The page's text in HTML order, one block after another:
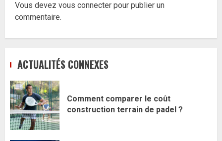
Vous devez vous connecter pour publier un
commentaire.
ACTUALITÉS CONNEXES
Comment comparer le coût
construction terrain de padel ?